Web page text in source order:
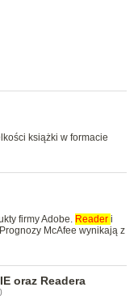
książki w formacie
firmy Adobe. Reader i
McAfee wynikają z
oraz Readera